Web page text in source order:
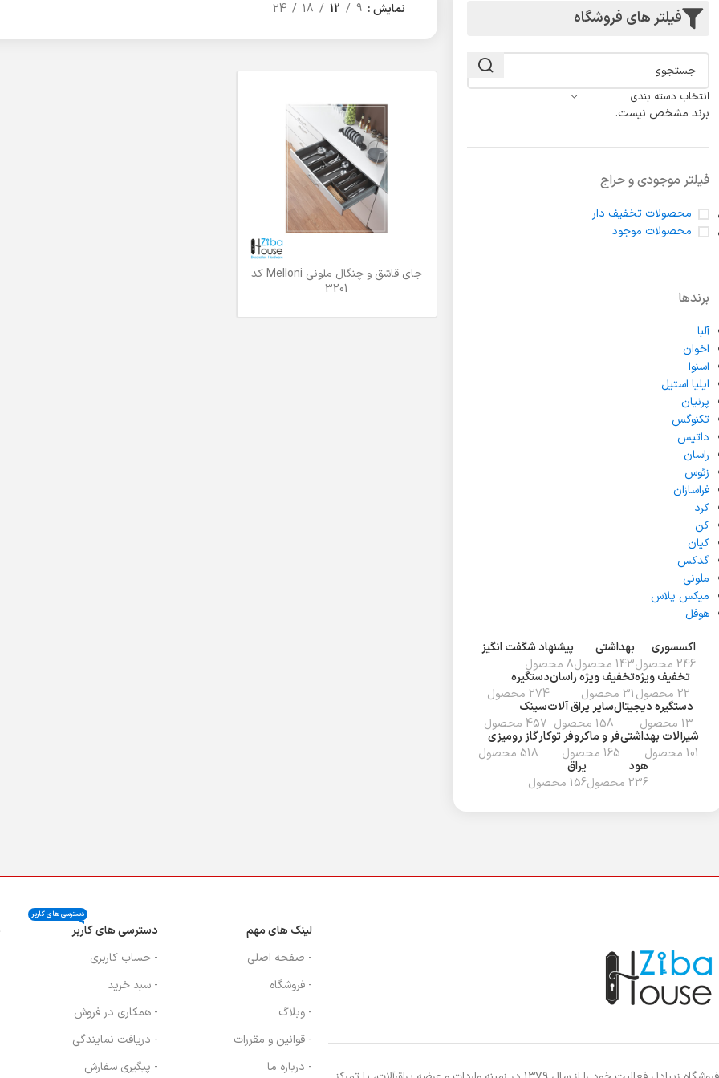
فیلتر های فروشگاه
انتخاب دسته بندی
برند مشخص نیست.
فیلتر موجودی و حراج
محصولات تخفیف دار
محصولات موجود
برندها
آلبا
اخوان
اسنوا
ایلیا استیل
پرنیان
تکنوگس
داتیس
راسان
زئوس
فراسازان
کرد
کن
کیان
گدکس
ملونی
میکس پلاس
هوفل
اکسسوری
246 محصول
بهداشتی
143 محصول
پیشنهاد شگفت انگیز
8 محصول
تخفیف ويژه
22 محصول
تخفیف ویژه راسان
31 محصول
دستگیره
274 محصول
دستگیره دیجیتال
13 محصول
سایر یراق آلات
158 محصول
سینک
457 محصول
شیرآلات بهداشتی
101 محصول
فر و ماکروفر توکار
165 محصول
گاز رومیزی
518 محصول
هود
236 محصول
یراق
156 محصول
نمایش 9
12
18
24
اطلاعات بیشتر
جای قاشق و چنگال ملونی Melloni کد
3201
لینک های مهم
- صفحه اصلی
- فروشگاه
- وبلاگ
- قوانین و مقررات
- درباره ما
دسترسی های کاربر
دسترسی های کاربر
- حساب کاربری
- سبد خرید
- همکاری در فروش
- دریافت نمایندگی
- پیگیری سفارش